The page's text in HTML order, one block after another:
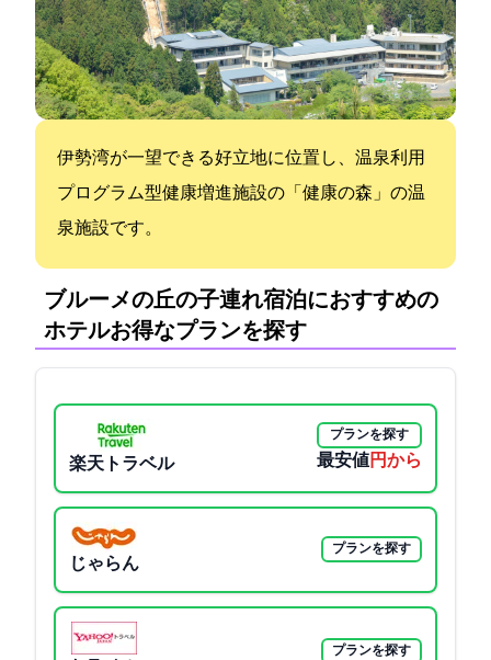
伊勢湾が一望できる好立地に位置し、温泉利用
プログラム型健康増進施設の「健康の森」の温
泉施設です。
ブルーメの丘の子連れ宿泊におすすめの
ホテル:お得なプランを探す
楽天トラベル
プランを探す
最安値5200円から
じゃらん
プランを探す
プランを探す